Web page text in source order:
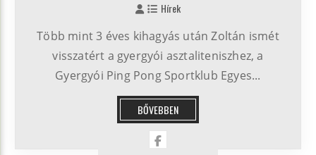
Hírek
Több mint 3 éves kihagyás után Zoltán ismét
visszatért a gyergyói asztaliteniszhez, a
Gyergyói Ping Pong Sportklub Egyes...
BŐVEBBEN